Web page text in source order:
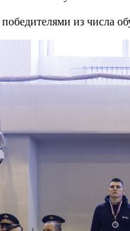
из числа